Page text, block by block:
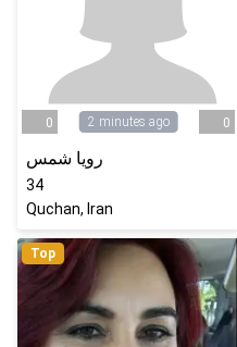
0 2 minutes ago 0
رویا شمس
34
Quchan, Iran
Top